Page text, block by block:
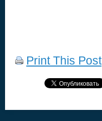
Print This Post